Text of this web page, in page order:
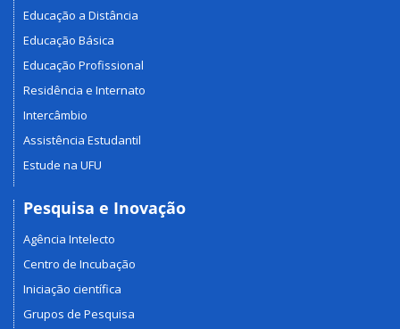
Educação a Distância
Educação Básica
Educação Profissional
Residência e Internato
Intercâmbio
Assistência Estudantil
Estude na UFU
Pesquisa e Inovação
Agência Intelecto
Centro de Incubação
Iniciação científica
Grupos de Pesquisa